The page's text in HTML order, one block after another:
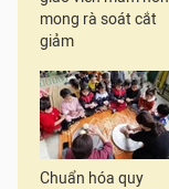
mong rà soát cắt
giảm
Chuẩn hóa quy